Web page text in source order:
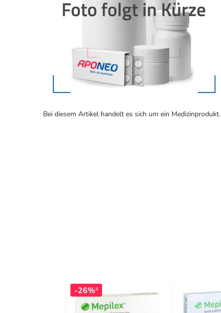
Bei diesem Artikel handelt es sich um ein Medizinprodukt.
-26%4